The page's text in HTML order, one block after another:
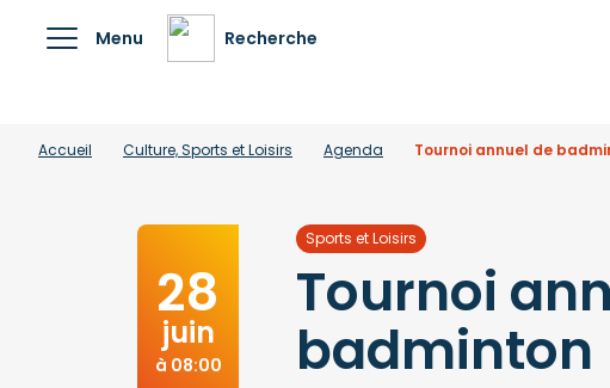
Menu Recherche
Accueil Culture, Sports et Loisirs Agenda Tournoi annuel de
28
juin
à 08:00
Sports et Loisirs
Tournoi
badminton